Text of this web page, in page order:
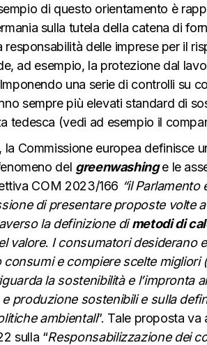
di questo orientamento è
sulla tutela della catena di
responsabilità delle imprese per il
ad esempio, la protezione dal
una serie di controlli su
sempre più elevati standard di
tedesca (vedi ad esempio il
Commissione europea definisce
del greenwashinge le
COM 2023/166 “il
di presentare proposte volte
la definizione dimetodi di
valore. I consumatori desiderano
e compiere scelte migliori
la sostenibilità e l’impronta
produzione sostenibili e sulla
ambientali”. Tale proposta va
sulla “Responsabilizzazione dei